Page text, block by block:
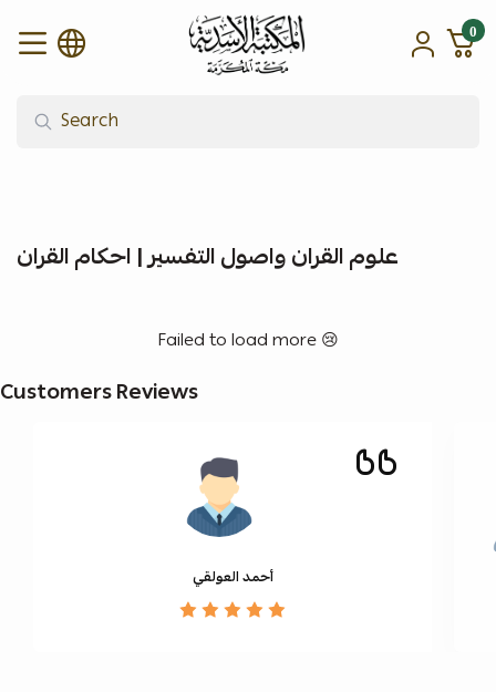
alasadiah
0
علوم القران واصول التفسير | احكام القران
Failed to load more 😢
Customers Reviews
أحمد العولقي